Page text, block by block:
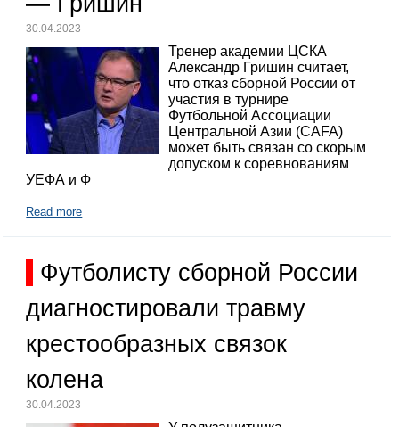
30.04.2023
Тренер академии ЦСКА
Александр Гришин считает,
что отказ сборной России от
участия в турнире
Футбольной Ассоциации
Центральной Азии (CAFA)
может быть связан со скорым
допуском к соревнованиям
УЕФА и Ф
Read more
Футболисту сборной России
диагностировали травму
крестообразных связок
колена
30.04.2023